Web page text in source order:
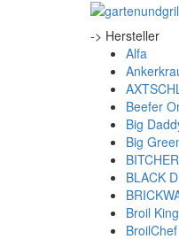
-> Hersteller
Alfa
Beefer
Big
Big
BITCHER
BLACK
Broil King
BroilChef